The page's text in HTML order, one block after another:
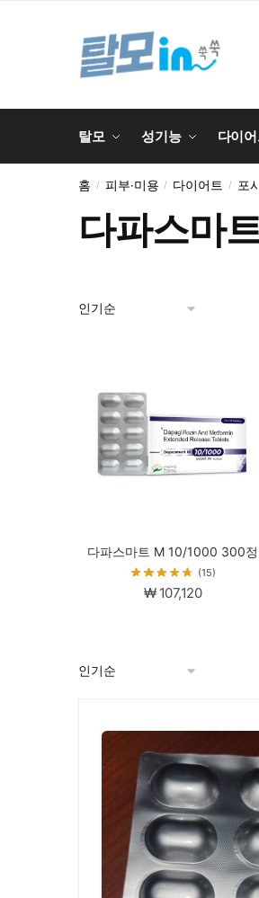
탈모 성기능 다이
홈 / 피부·미용 / 다이어트 / 포
다파스마
다파스마트 M 10/1000 300정
(15)
₩107,120